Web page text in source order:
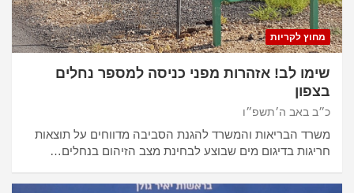
מחוץ לקריות
שימו לב! אזהרות מפני כניסה למספר נחלים
בצפון
כ״ב באב ה׳תשפ״ו
משרד הבריאות והמשרד להגנת הסביבה מדווחים על תוצאות
חריגות בדיגום מים שבוצע לבחינת מצב הזיהום בנחלים…